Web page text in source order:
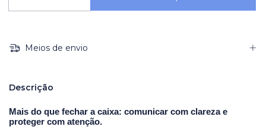
Meios de envio
Descrição
Mais do que fechar a caixa: comunicar com clareza e
proteger com atenção.